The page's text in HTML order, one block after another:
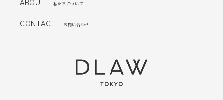
ABOUT 私たちについて
CONTACT お問い合わせ